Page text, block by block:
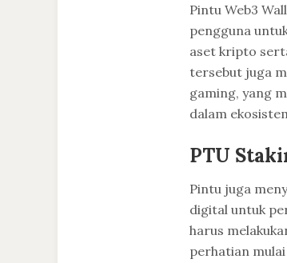
Pintu Web3
pengguna
aset kripto
tersebut juga
gaming, yang
dalam
PTU
Pintu juga
digital untuk
harus
perhatian